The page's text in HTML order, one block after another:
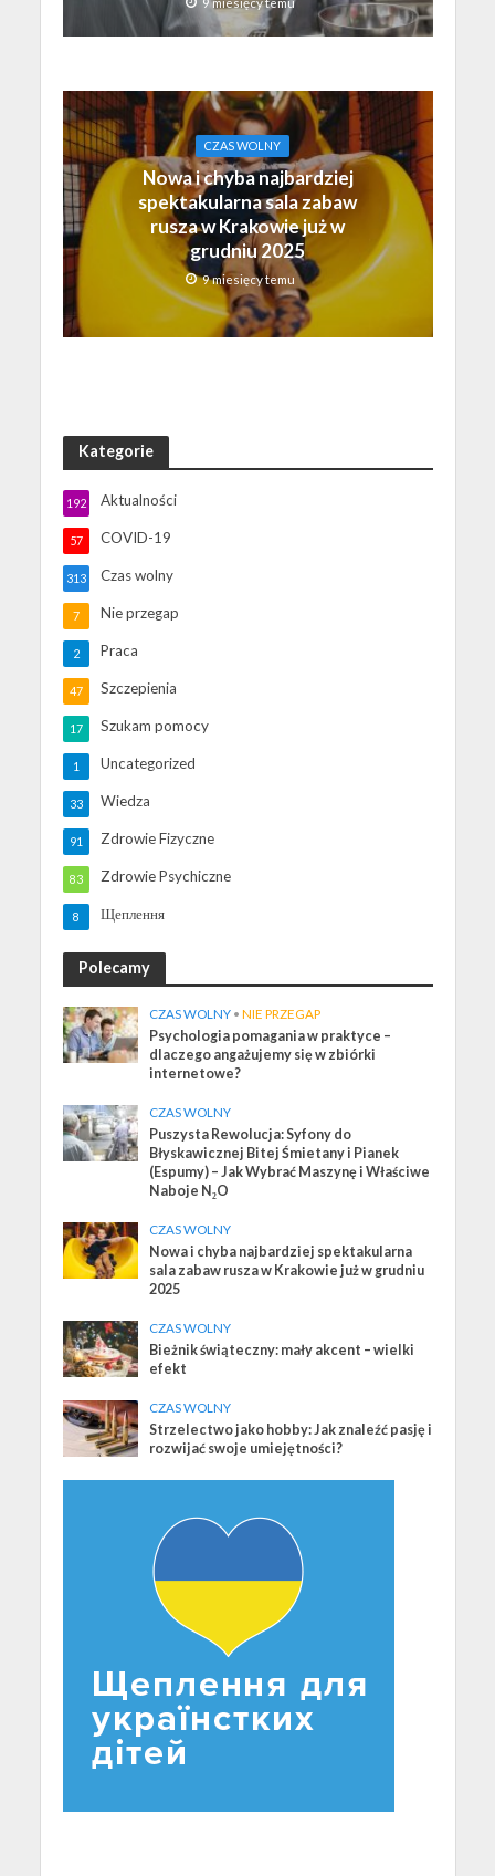
CZAS WOLNY
Nowa i chyba najbardziej
spektakularna sala zabaw
rusza w Krakowie już w
grudniu 2025
9 miesięcy temu
Kategorie
Aktualności
192
COVID-19
57
Czas wolny
313
Nie przegap
7
Praca
2
Szczepienia
47
Szukam pomocy
17
Uncategorized
1
Wiedza
33
Zdrowie Fizyczne
91
Zdrowie Psychiczne
83
Щеплення
8
Polecamy
CZAS WOLNY • NIE PRZEGAP
Psychologia pomagania w praktyce –
dlaczego angażujemy się w zbiórki
internetowe?
CZAS WOLNY
Puszysta Rewolucja: Syfony do
Błyskawicznej Bitej Śmietany i Pianek
(Espumy) – Jak Wybrać Maszynę i Właściwe
Naboje N₂O
CZAS WOLNY
Nowa i chyba najbardziej spektakularna
sala zabaw rusza w Krakowie już w grudniu
2025
CZAS WOLNY
Bieżnik świąteczny: mały akcent – wielki
efekt
CZAS WOLNY
Strzelectwo jako hobby: Jak znaleźć pasję i
rozwijać swoje umiejętności?